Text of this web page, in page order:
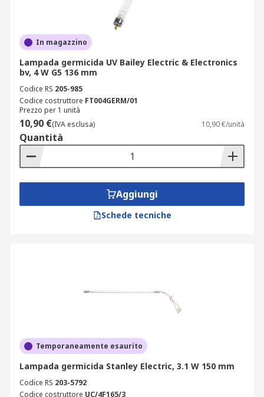
In magazzino
Lampada germicida UV Bailey Electric & Electronics
bv, 4 W G5 136 mm
Codice RS 205-985
Codice costruttore FT004GERM/01
Prezzo per 1 unità
10,90 €(IVA esclusa) 10,90 €/unità
Quantità
Aggiungi
Schede tecniche
Temporaneamente esaurito
Lampada germicida Stanley Electric, 3.1 W 150 mm
Codice RS 203-5792
Codice costruttore UC/4F165/3